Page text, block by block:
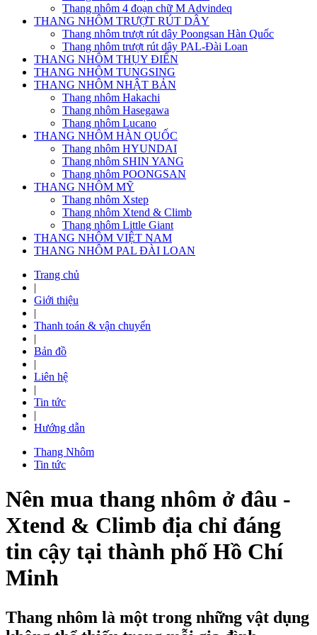
Thang nhôm 4 đoạn chữ M Advindeq
THANG NHÔM TRƯỢT RÚT DÂY
Thang nhôm trượt rút dây Poongsan Hàn Quốc
Thang nhôm trượt rút dây PAL-Đài Loan
THANG NHÔM THỤY ĐIỂN
THANG NHÔM TUNGSING
THANG NHÔM NHẬT BẢN
Thang nhôm Hakachi
Thang nhôm Hasegawa
Thang nhôm Lucano
THANG NHÔM HÀN QUỐC
Thang nhôm HYUNDAI
Thang nhôm SHIN YANG
Thang nhôm POONGSAN
THANG NHÔM MỸ
Thang nhôm Xstep
Thang nhôm Xtend & Climb
Thang nhôm Little Giant
THANG NHÔM VIỆT NAM
THANG NHÔM PAL ĐÀI LOAN
Trang chủ
|
Giới thiệu
|
Thanh toán & vận chuyển
|
Bản đồ
|
Liên hệ
|
Tin tức
|
Hướng dẫn
Thang Nhôm
Tin tức
Nên mua thang nhôm ở đâu -
Xtend & Climb địa chỉ đáng
tin cậy tại thành phố Hồ Chí
Minh
Thang nhôm là một trong những vật dụng